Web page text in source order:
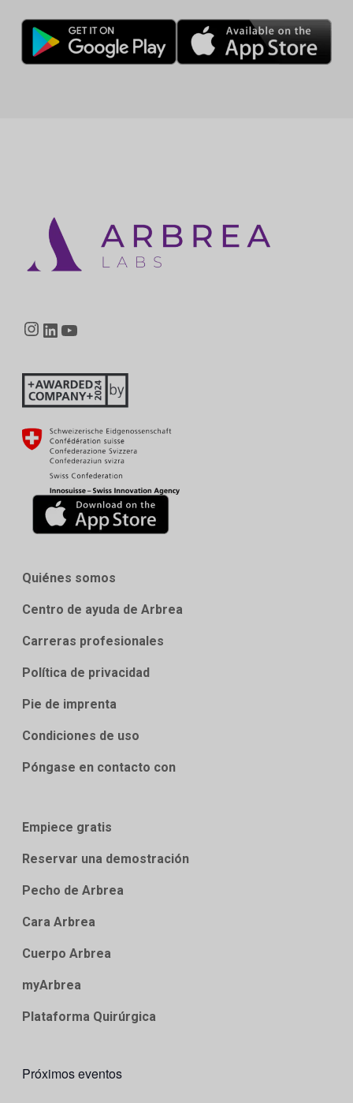
Instagram
LinkedIn
Quiénes somos
Centro de ayuda de Arbrea
Carreras profesionales
Política de privacidad
Pie de imprenta
Condiciones de uso
Póngase en contacto con
Empiece gratis
Reservar una demostración
Pecho de Arbrea
Cara Arbrea
Cuerpo Arbrea
myArbrea
Plataforma Quirúrgica
Próximos eventos